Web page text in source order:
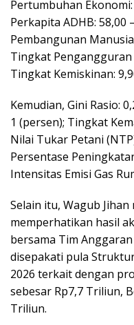
Pertumbuhan Ekonomi:
Perkapita ADHB: 58,00
Pembangunan
Tingkat Pengangguran
Tingkat Kemiskinan:
Kemudian, Gini Rasio:
1 (persen); Tingkat
Nilai Tukar Petani
Persentase
Intensitas Emisi Gas
Selain itu, Wagub
memperhatikan hasil
bersama Tim
disepakati pula
2026 terkait dengan
sebesar Rp7,7 Triliun,
Triliun.